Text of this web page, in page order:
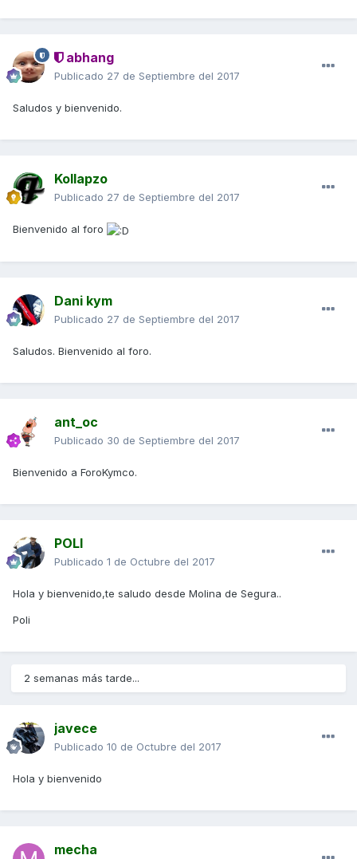
abhang
Publicado 27 de Septiembre del 2017
Saludos y bienvenido.
Kollapzo
Publicado 27 de Septiembre del 2017
Bienvenido al foro
Dani kym
Publicado 27 de Septiembre del 2017
Saludos. Bienvenido al foro.
ant_oc
Publicado 30 de Septiembre del 2017
Bienvenido a ForoKymco.
POLI
Publicado 1 de Octubre del 2017
Hola y bienvenido,te saludo desde Molina de Segura..
Poli
2 semanas más tarde...
javece
Publicado 10 de Octubre del 2017
Hola y bienvenido
mecha